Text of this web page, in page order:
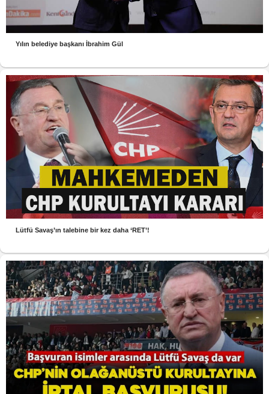
Yılın belediye başkanı İbrahim Gül
Lütfü Savaş’ın talebine bir kez daha ‘RET’!